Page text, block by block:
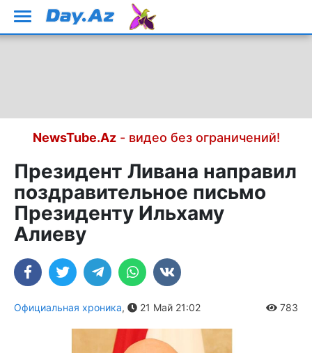
NewsTube.Az- видео без ограничений!
Президент Ливана направил
поздравительное письмо
Президенту Ильхаму
Алиеву
Официальная хроника, 21 Май 21:02 783